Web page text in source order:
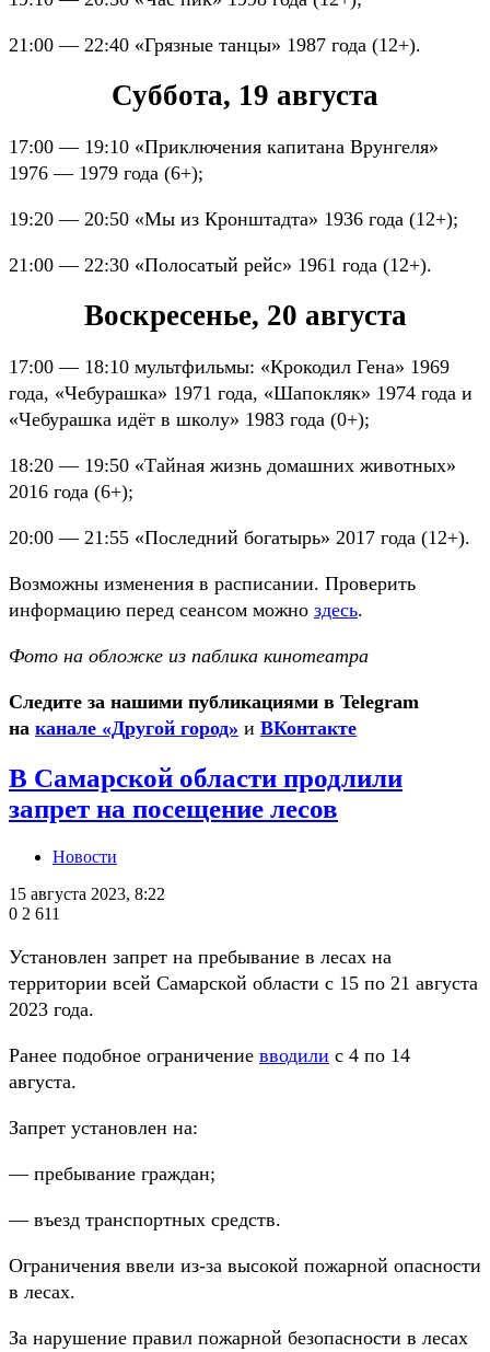
21:00 — 22:40 «Грязные танцы» 1987 года (12+).
Суббота, 19 августа
17:00 — 19:10 «Приключения капитана Врунгеля»
1976 — 1979 года (6+);
19:20 — 20:50 «Мы из Кронштадта» 1936 года (12+);
21:00 — 22:30 «Полосатый рейс» 1961 года (12+).
Воскресенье, 20 августа
17:00 — 18:10 мультфильмы: «Крокодил Гена» 1969
года, «Чебурашка» 1971 года, «Шапокляк» 1974 года и
«Чебурашка идёт в школу» 1983 года (0+);
18:20 — 19:50 «Тайная жизнь домашних животных»
2016 года (6+);
20:00 — 21:55 «Последний богатырь» 2017 года (12+).
Возможны изменения в расписании. Проверить
информацию перед сеансом можно здесь.
Фото на обложке из паблика кинотеатра
Следите за нашими публикациями в Telegram
на канале «Другой город» и ВКонтакте
В Самарской области продлили
запрет на посещение лесов
Новости
15 августа 2023, 8:22
0 2 611
Установлен запрет на пребывание в лесах на
территории всей Самарской области с 15 по 21 августа
2023 года.
Ранее подобное ограничение вводили с 4 по 14
августа.
Запрет установлен на:
— пребывание граждан;
— въезд транспортных средств.
Ограничения ввели из-за высокой пожарной опасности
в лесах.
За нарушение правил пожарной безопасности в лесах